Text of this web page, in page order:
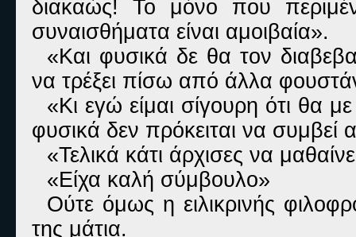
διακαώς! Το μόνο που
συναισθήματα είναι αμοιβαία».
«Και φυσικά δε θα τον
να τρέξει πίσω από άλλα
«Κι εγώ είμαι σίγουρη ότι θα
φυσικά δεν πρόκειται να συμβεί
«Τελικά κάτι άρχισες να
«Είχα καλή σύμβουλο»
Ούτε όμως η ειλικρινής
της μάτια.